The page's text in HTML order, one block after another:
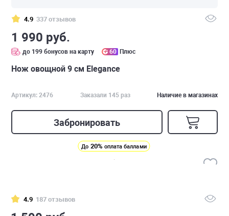
4.9 337 отзывов
1 990 руб.
до 199 бонусов на карту 60 Плюс
Нож овощной 9 см Elegance
Артикул: 2476 Заказали 145 раз Наличие в магазинах
Забронировать
До 20% оплата баллами
4.9 187 отзывов